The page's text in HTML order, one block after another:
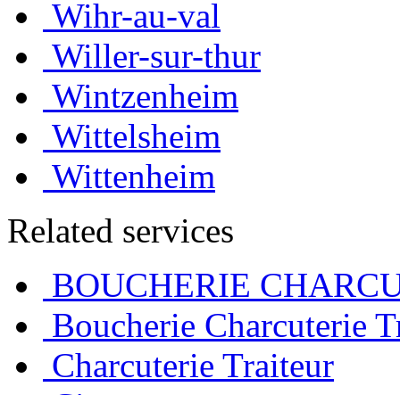
Wihr-au-val
Willer-sur-thur
Wintzenheim
Wittelsheim
Wittenheim
Related services
BOUCHERIE
Boucherie Charcuterie
Charcuterie Traiteur